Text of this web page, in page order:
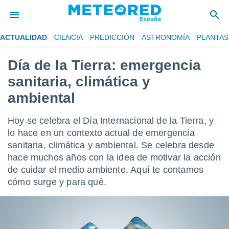
de
por
la
calidad.
a este
las
y
forma
ACTUALIDAD CIENCIA PREDICCIÓN ASTRONOMÍA PLANTAS
Día de la Tierra: emergencia
sanitaria, climática y
ambiental
Hoy se celebra el Día Internacional de la Tierra, y
lo hace en un contexto actual de emergencia
sanitaria, climática y ambiental. Se celebra desde
hace muchos años con la idea de motivar la acción
de cuidar el medio ambiente. Aquí te contamos
cómo surge y para qué.